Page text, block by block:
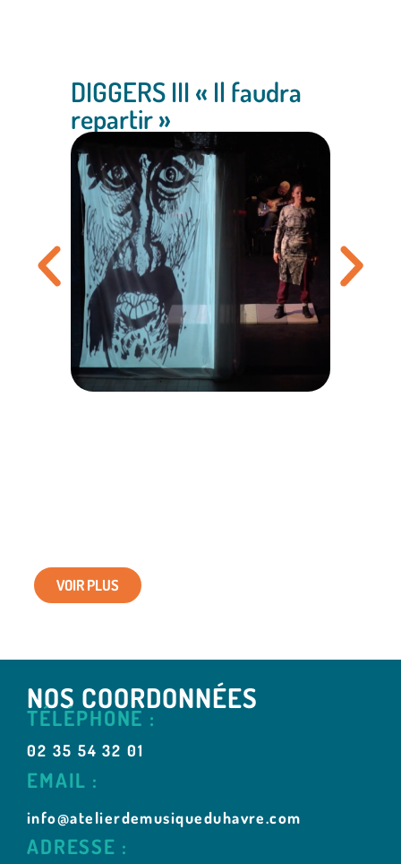
DIGGERS III « Il faudra
repartir »
VOIR PLUS
NOS COORDONNÉES
TÉLÉPHONE :
02 35 54 32 01
EMAIL :
info@atelierdemusiqueduhavre.com
ADRESSE :